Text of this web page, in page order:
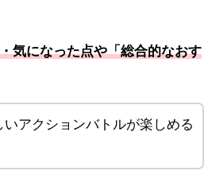
気になった点や「総合的なおす
アクションバトルが楽しめる